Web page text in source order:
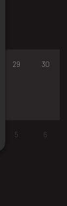
29 30
5 6